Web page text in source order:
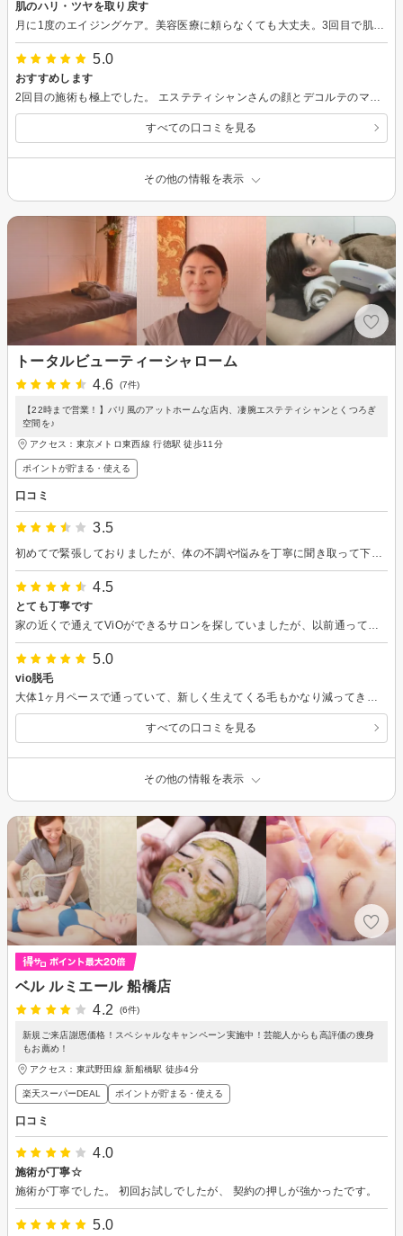
肌のハリ・ツヤを取り戻す
月に1度のエイジングケア。美容医療に頼らなくても大丈夫。3回目で肌のハリ・ツヤを取り戻すことができました。 エステティシャンさんの極上マッサージが至福の時間。顔、首や肩のこりがほぐれ、心身ともにリラックスすることができます。 レビューが高評価なのも納得の素晴らしいサロンです。おすすめします。
5.0
おすすめします
すべての口コミを見る
その他の情報を表示
トータルビューティーシャローム
4.6
(7件)
【22時まで営業！】バリ風のアットホームな店内、凄腕エステティシャンとくつろぎ
空間を♪
アクセス：東京メトロ東西線 行徳駅 徒歩11分
ポイントが貯まる・使える
口コミ
3.5
4.5
とても丁寧です
5.0
vio脱毛
すべての口コミを見る
その他の情報を表示
ベル ルミエール 船橋店
4.2
(6件)
新規ご来店謝恩価格！スペシャルなキャンペーン実施中！芸能人からも高評価の痩身
もお薦め！
アクセス：東武野田線 新船橋駅 徒歩4分
楽天スーパーDEAL ポイントが貯まる・使える
口コミ
4.0
施術が丁寧☆
施術が丁寧でした。 初回お試しでしたが、 契約の押しが強かったです。
5.0